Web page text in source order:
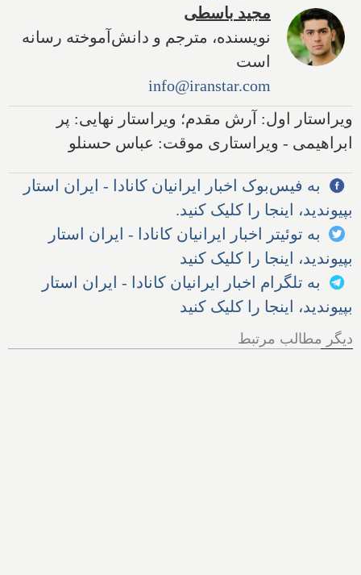
مجید باسطی
نویسنده، مترجم و دانش‌آموخته رسانه
است
info@iranstar.com
ویراستار اول: آرش مقدم؛ ویراستار نهایی: پر
ابراهیمی - ویراستاری موقت: عباس حسنلو
به فیس‌بوک اخبار ایرانیان کانادا - ایران استار
بپیوندید، اینجا را کلیک کنید.
به توئیتر اخبار ایرانیان کانادا - ایران استار
بپیوندید، اینجا را کلیک کنید
به تلگرام اخبار ایرانیان کانادا - ایران استار
بپیوندید، اینجا را کلیک کنید
دیگر مطالب مرتبط